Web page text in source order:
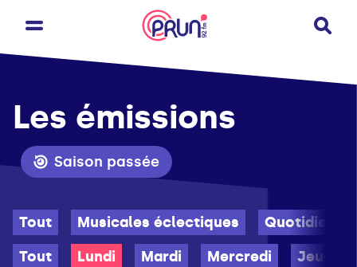
Les émissions
Saison passée
Tout Musicales éclectiques
Tout
Lundi Mardi Mercredi Jeudi